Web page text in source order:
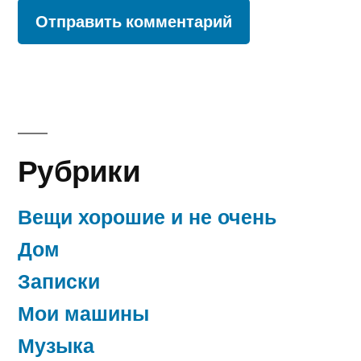
Рубрики
Вещи хорошие и не очень
Дом
Записки
Мои машины
Музыка